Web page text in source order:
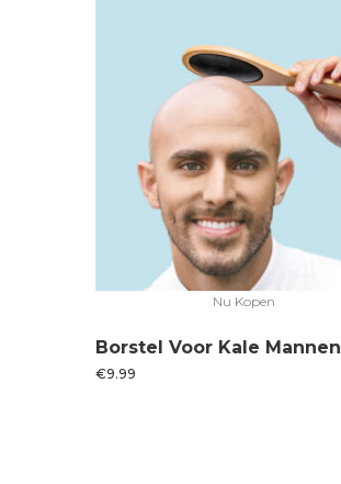
Nu Kopen
Borstel Voor Kale Mannen
€9.99